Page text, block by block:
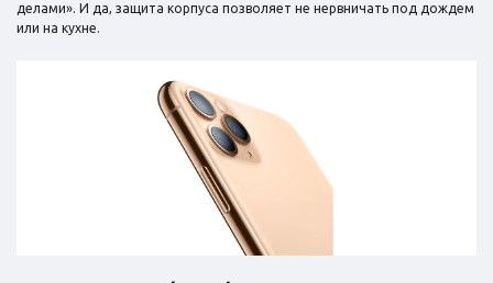
делами». И да, защита корпуса позволяет не нервничать под дождем
или на кухне.